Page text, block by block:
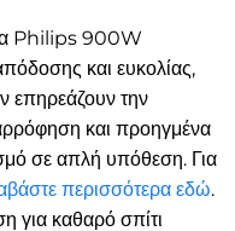
Philips 900W
και ευκολίας,
επηρεάζουν την
και προηγμένα
σε απλή υπόθεση. Για
περισσότερα εδώ.
για καθαρό σπίτι